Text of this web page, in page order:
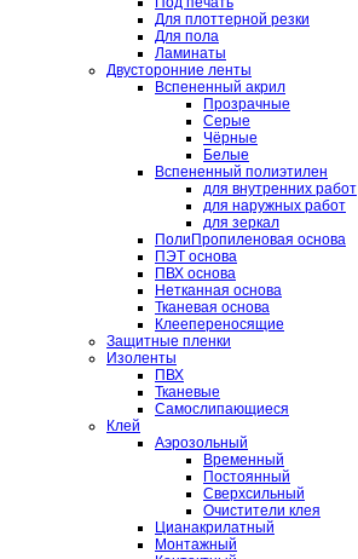
Для плоттерной резки
Для пола
Ламинаты
Двусторонние ленты
Вспененный акрил
Прозрачные
Серые
Чёрные
Белые
Вспененный полиэтилен
для внутренних работ
для наружных работ
для зеркал
ПолиПропиленовая основа
ПЭТ основа
ПВХ основа
Нетканная основа
Тканевая основа
Клеепереносящие
Защитные пленки
Изоленты
ПВХ
Тканевые
Самослипающиеся
Клей
Аэрозольный
Временный
Постоянный
Сверхсильный
Очистители клея
Цианакрилатный
Монтажный